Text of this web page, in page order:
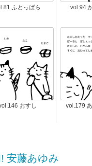
ふとっぱら vol.94
おすし vol.179
安藤あゆみ